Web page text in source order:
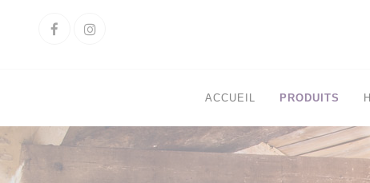
FacebookInstagram
ACCUEIL PRODUITS